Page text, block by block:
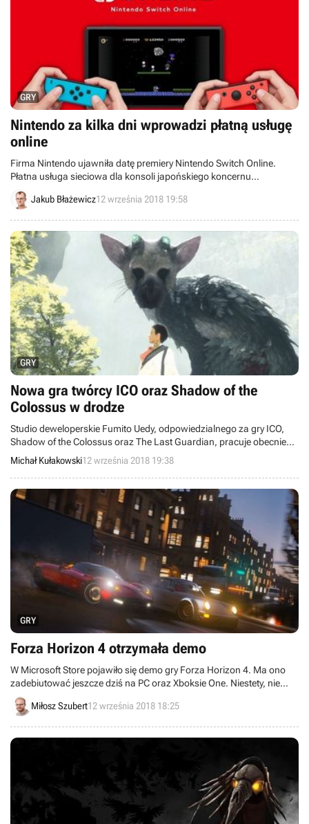
GRY
Nintendo za kilka dni wprowadzi płatną usługę
online
Firma Nintendo ujawniła datę premiery Nintendo Switch Online.
Płatna usługa sieciowa dla konsoli japońskiego koncernu
zadebiutuje w Europie 19 września. Więcej informacji na jej temat
poznamy jutro w nocy, podczas kolejnej prezentacji Nintendo Direct.
Jakub Błażewicz12 września 2018 19:58
GRY
Nowa gra twórcy ICO oraz Shadow of the
Colossus w drodze
Studio deweloperskie Fumito Uedy, odpowiedzialnego za gry ICO,
Shadow of the Colossus oraz The Last Guardian, pracuje obecnie
nad nowym projektem, który skalą i ambicjami ma dorównać
poprzednim dziełom twórcy.
Michał Kułakowski12 września 2018 19:38
GRY
Forza Horizon 4 otrzymała demo
W Microsoft Store pojawiło się demo gry Forza Horizon 4. Ma ono
zadebiutować jeszcze dziś na PC oraz Xboksie One. Niestety, nie
wiadomo na razie nic na temat zawartości wersji testowej.
[Aktualizacja: demo już jest]
Miłosz Szubert12 września 2018 18:25